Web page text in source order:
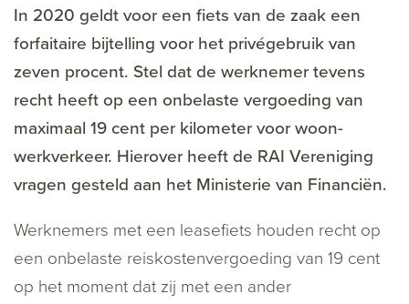
In 2020 geldt voor een fiets van de zaak een
forfaitaire bijtelling voor het privégebruik van
zeven procent. Stel dat de werknemer tevens
recht heeft op een onbelaste vergoeding van
maximaal 19 cent per kilometer voor woon-
werkverkeer. Hierover heeft de RAI Vereniging
vragen gesteld aan het Ministerie van Financiën.
Werknemers met een leasefiets houden recht op
een onbelaste reiskostenvergoeding van 19 cent
op het moment dat zij met een ander